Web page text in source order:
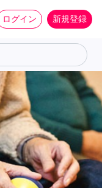
ログイン 新規登録